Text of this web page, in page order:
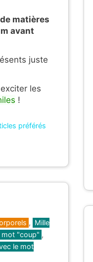
matières
avant
juste
exciter les
!
préférés
, Mille
mot "coup" ,
le mot